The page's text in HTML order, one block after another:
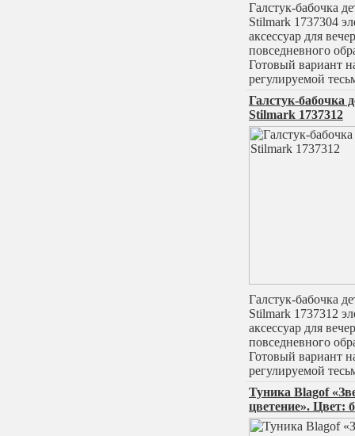
Галстук-бабочка
Stilmark 1737304
аксессуар для
повседневного
Готовый вариант
регулируемой
Галстук-бабочка
Stilmark 1737312
Галстук-бабочка
Stilmark 1737312
аксессуар для
повседневного
Готовый вариант
регулируемой
Туника Blagof
цветение». Цвет: